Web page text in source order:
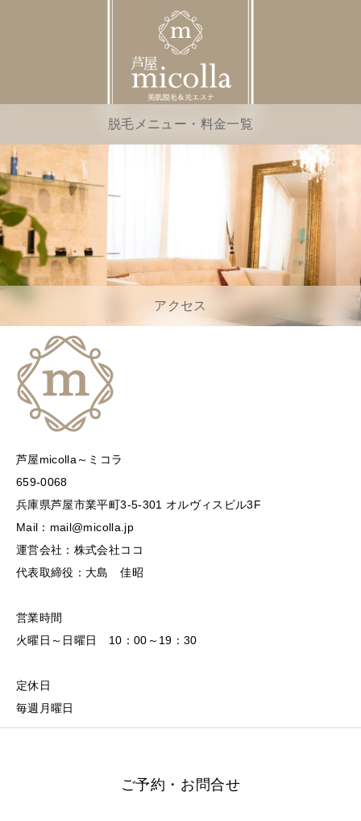
脱毛メニュー・料金一覧
アクセス
芦屋micolla～ミコラ
659-0068
兵庫県芦屋市業平町3-5-301 オルヴィスビル3F
Mail：mail@micolla.jp
運営会社：株式会社ココ
代表取締役：大島 佳昭
営業時間
火曜日～日曜日 10：00～19：30
定休日
毎週月曜日
ご予約・お問合せ